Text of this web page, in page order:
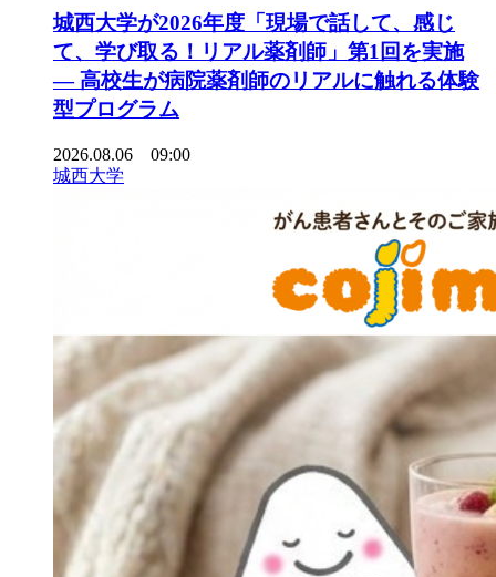
城西大学が2026年度「現場で話して、感じ
て、学び取る！リアル薬剤師」第1回を実施
― 高校生が病院薬剤師のリアルに触れる体験
型プログラム
2026.08.06 09:00
城西大学